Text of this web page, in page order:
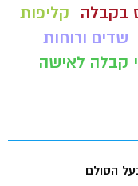
בקבלה
קליפות
שדים ורוחות
קבלה לאישה
הסולם